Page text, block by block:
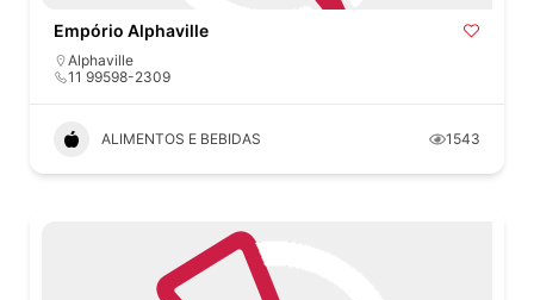
Empório Alphaville
Alphaville
11 99598-2309
ALIMENTOS E BEBIDAS 1543